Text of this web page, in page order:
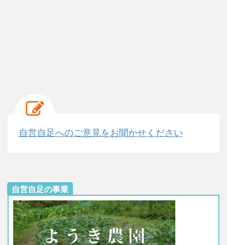
自営自足へのご意見をお聞かせください
自営自足の事業